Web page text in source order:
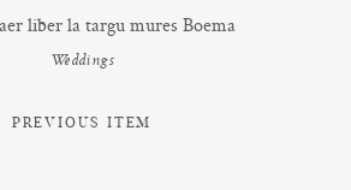
liber la targu mures Boema
Weddings
PREVIOUS ITEM